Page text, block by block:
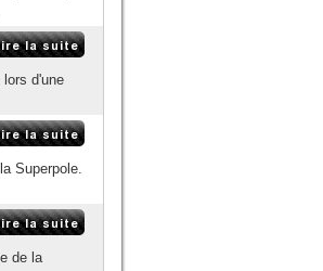
d'une
Superpole.
de la